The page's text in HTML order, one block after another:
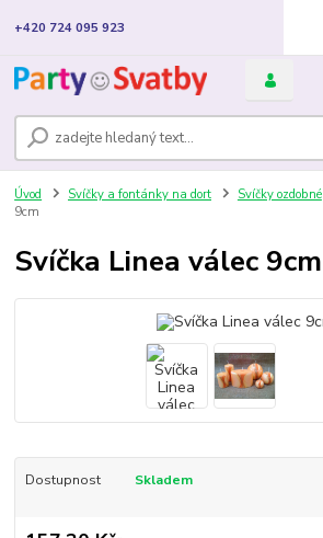
+420 724 095 923
Úvod Svíčky a fontánky na dort Svíčky ozdobné
9cm
Svíčka Linea válec 9cm
Dostupnost Skladem